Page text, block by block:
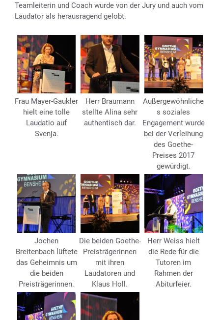
Teamleiterin und Coach wurde von der Jury und auch vom
Laudator als herausragend gelobt.
Frau Mayer-Gaukler
hielt eine tolle
Laudatio auf
Svenja.
Herr Braumann
stellte Alina sehr
authentisch dar.
Außergewöhnliche
s soziales
Engagement wurde
bei der Verleihung
des Goethe-
Preises 2017
gewürdigt.
Jochen
Breitenbach lüftete
das Geheimnis um
die beiden
Preisträgerinnen.
Die beiden Goethe-
Preisträgerinnen
mit ihren
Laudatoren und
Klaus Holl.
Herr Weiss hielt
die Rede für die
Tutoren im
Rahmen der
Abiturfeier.